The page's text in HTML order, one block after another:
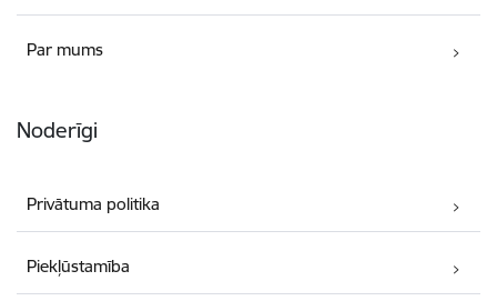
Par mums
Noderīgi
Privātuma politika
Piekļūstamība